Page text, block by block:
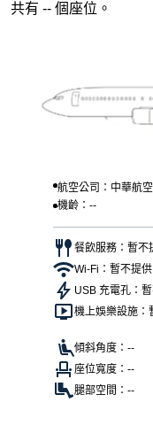
共有 -- 個座位。
航空公司：中華航空
機齡：--
餐飲服務：暫不
Wi-Fi：暫不提供
USB 充電孔：
機上娛樂設施：
傾斜角度：--
座位寬度：--
腿部空間：--